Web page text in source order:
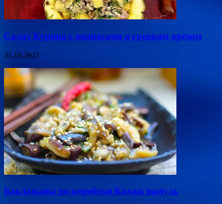
Салат Курица с ананасами и грецким орехом
31.10.2021
Баклажаны по-корейски Каджи намуль